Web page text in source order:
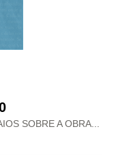
SOBRE A OBRA...